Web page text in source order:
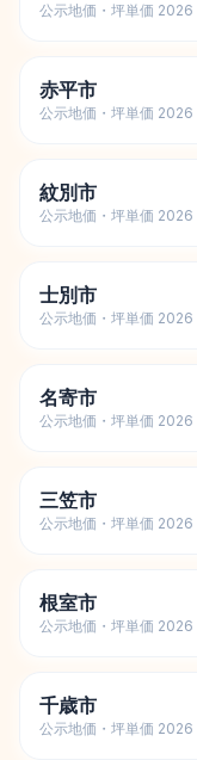
公示地価・坪単価 2026
赤平市
公示地価・坪単価 2026
紋別市
公示地価・坪単価 2026
士別市
公示地価・坪単価 2026
名寄市
公示地価・坪単価 2026
三笠市
公示地価・坪単価 2026
根室市
公示地価・坪単価 2026
千歳市
公示地価・坪単価 2026